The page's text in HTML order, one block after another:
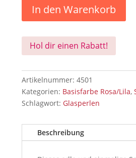
In den Warenkorb
Hol dir einen Rabatt!
Artikelnummer: 4501
Kategorien: Basisfarbe Rosa/Lila,
Schlagwort: Glasperlen
Beschreibung